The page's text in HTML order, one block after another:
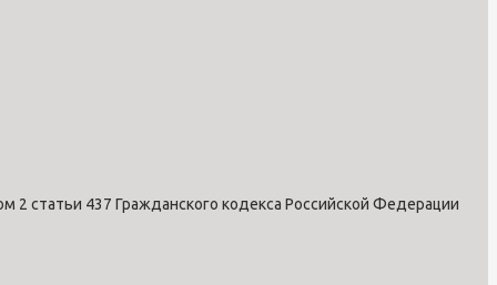
2 статьи 437 Гражданского кодекса Российской Федерации